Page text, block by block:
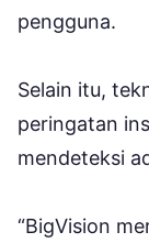
pengguna.
Selain itu,
peringatan
mendeteksi
“BigVision